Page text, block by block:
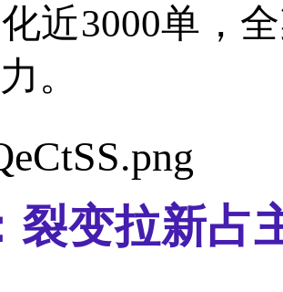
近3000单，
。
裂变拉新占